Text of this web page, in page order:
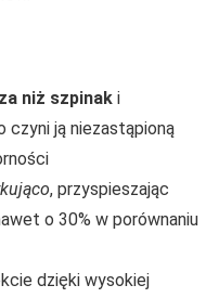
niż szpinak i
czyni ją niezastąpioną
, przyspieszając
o 30% w porównaniu
dzięki wysokiej